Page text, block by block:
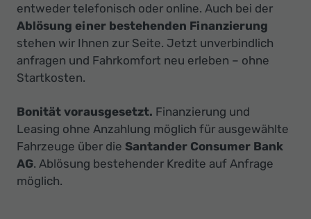
entweder telefonisch oder online. Auch bei der
Ablösung einer bestehenden Finanzierung
stehen wir Ihnen zur Seite. Jetzt unverbindlich
anfragen und Fahrkomfort neu erleben – ohne
Startkosten.
Bonität vorausgesetzt. Finanzierung und
Leasing ohne Anzahlung möglich für ausgewählte
Fahrzeuge über die Santander Consumer Bank
AG. Ablösung bestehender Kredite auf Anfrage
möglich.